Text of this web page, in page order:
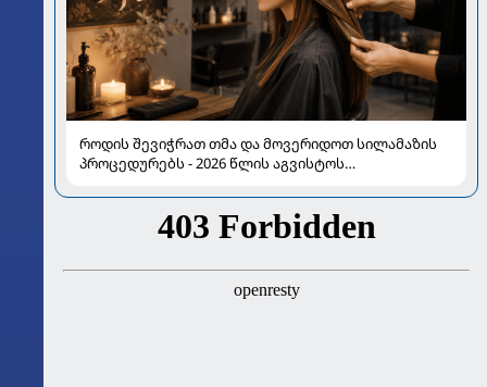
როდის შევიჭრათ თმა და მოვერიდოთ სილამაზის
პროცედურებს - 2026 წლის აგვისტოს